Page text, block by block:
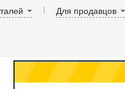
Для продавцов